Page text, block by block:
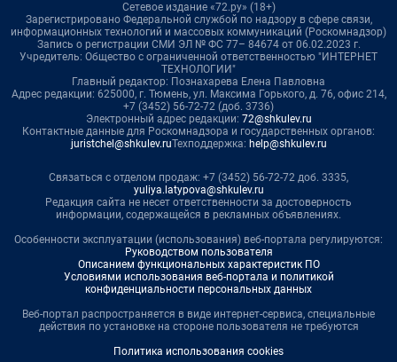
Сетевое издание «72.ру» (18+)
Зарегистрировано Федеральной службой по надзору в сфере связи,
информационных технологий и массовых коммуникаций (Роскомнадзор)
Запись о регистрации СМИ ЭЛ № ФС 77– 84674 от 06.02.2023 г.
Учредитель: Общество с ограниченной ответственностью "ИНТЕРНЕТ
ТЕХНОЛОГИИ"
Главный редактор: Познахарева Елена Павловна
Адрес редакции: 625000, г. Тюмень, ул. Максима Горького, д. 76, офис 214,
+7 (3452) 56-72-72 (доб. 3736)
Электронный адрес редакции: 72@shkulev.ru
Контактные данные для Роскомнадзора и государственных органов:
juristchel@shkulev.ruТехподдержка: help@shkulev.ru
Связаться с отделом продаж: +7 (3452) 56-72-72 доб. 3335,
yuliya.latypova@shkulev.ru
Редакция сайта не несет ответственности за достоверность
информации, содержащейся в рекламных объявлениях.
Особенности эксплуатации (использования) веб-портала регулируются:
Руководством пользователя
Описанием функциональных характеристик ПО
Условиями использования веб-портала и политикой
конфиденциальности персональных данных
Веб-портал распространяется в виде интернет-сервиса, специальные
действия по установке на стороне пользователя не требуются
Политика использования cookies